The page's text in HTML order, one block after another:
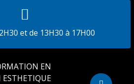
et de 13H30 à 17H00
EN
ESTHETIQUE